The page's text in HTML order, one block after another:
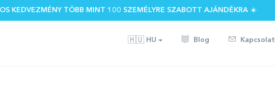
KEDVEZMÉNY TÖBB MINT 100 SZEMÉLYRE SZABOTT AJÁNDÉKRA ☀️
🇭🇺 HU Blog Kapcsolat